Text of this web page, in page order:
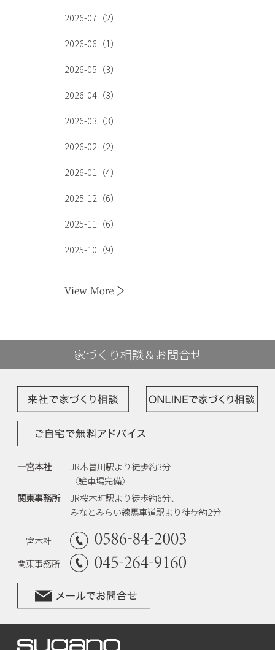
2026-07（2）
2026-06（1）
2026-05（3）
2026-04（3）
2026-03（3）
2026-02（2）
2026-01（4）
2025-12（6）
2025-11（6）
2025-10（9）
家づくり相談＆お問合せ
一宮本社
JR木曽川駅より徒歩約3分
〈駐車場完備〉
関東事務所
JR桜木町駅より徒歩約6分、
みなとみらい線馬車道駅より徒歩約2分
一宮本社
関東事務所